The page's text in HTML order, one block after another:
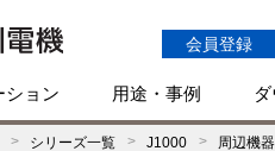
会員登録
ション 用途・事例
シリーズ一覧 J1000 周辺機